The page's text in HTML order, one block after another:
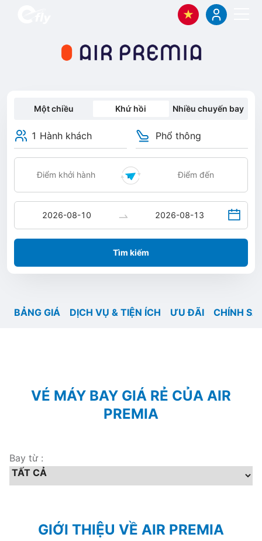
Một chiều Khứ hồi Nhiều chuyến bay
1 Hành khách Phổ thông
Tìm kiếm
BẢNG GIÁ DỊCH VỤ & TIỆN ÍCH ƯU ĐÃI CHÍNH
VÉ MÁY BAY GIÁ RẺ CỦA AIR
PREMIA
Bay từ :
GIỚI THIỆU VỀ AIR PREMIA